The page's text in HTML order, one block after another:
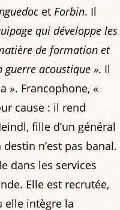
et Forbin. Il
qui développe les
de formation et
guerre acoustique ». Il
». Francophone, «
cause : il rend
fille d’un général
n’est pas banal.
dans les services
Elle est recrutée,
elle intègre la